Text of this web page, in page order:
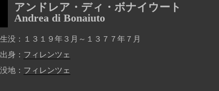
アンドレア・ディ・ボナイウート
Andrea di Bonaiuto
生没
１３１９年３月～１３７７年７月
出身
フィレンツェ
没地
フィレンツェ